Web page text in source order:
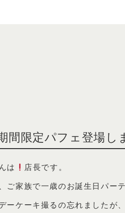
間限定パフェ登場し
は 店長です。
ご家族で一歳のお誕生日パー
ーケーキ撮るの忘れましたが